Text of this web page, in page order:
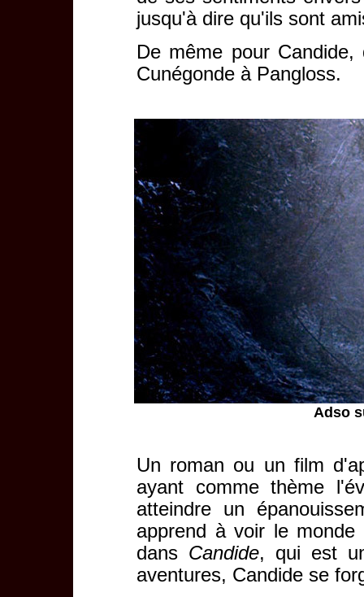
jusqu'à dire qu'ils sont
De même pour
Cunégonde à Pangloss.
Adso
Un roman ou un film
ayant comme thème
atteindre un
apprend à voir le
dans Candide, qui est
aventures, Candide se